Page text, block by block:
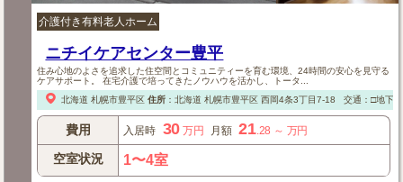
介護付き有料老人ホーム
ニチイケアセンター豊平
住み心地のよさを追求した住空間とコミュニティーを育む環境、24時間の安心を見守る
ケアサポート。 在宅介護で培ってきたノウハウを活かし、トータ...
北海道 札幌市豊平区 住所： 北海道 札幌市豊平区西岡4条3丁目7-18 交通：□地下
費用 入居時 30 万円 月額 21.28 ～ 万円
空室状況 1〜4室